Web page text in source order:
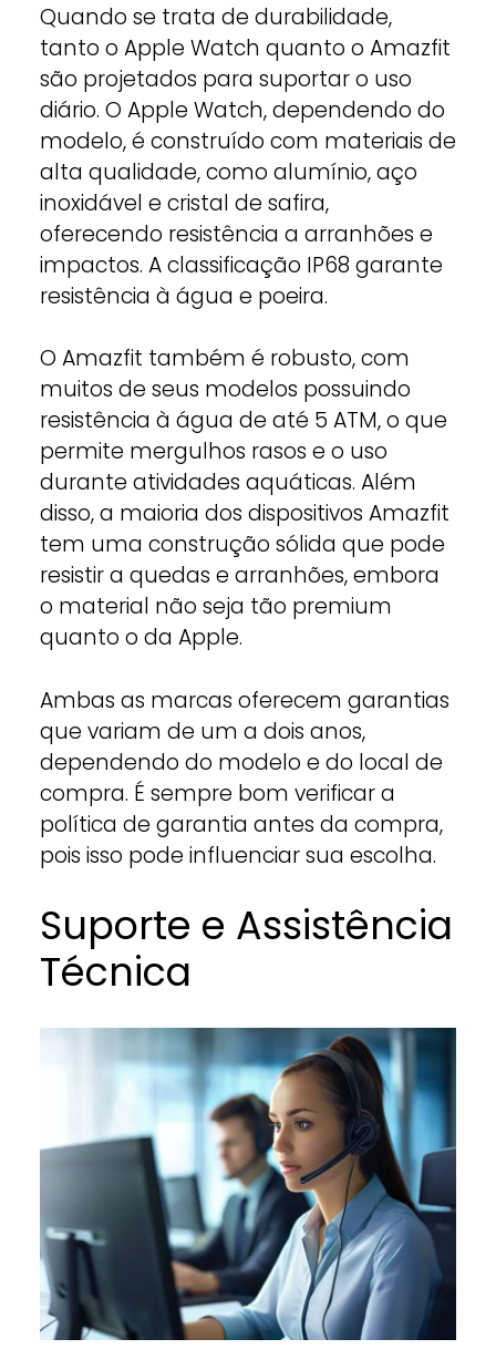
Quando se trata de durabilidade,
tanto o Apple Watch quanto o Amazfit
são projetados para suportar o uso
diário. O Apple Watch, dependendo do
modelo, é construído com materiais de
alta qualidade, como alumínio, aço
inoxidável e cristal de safira,
oferecendo resistência a arranhões e
impactos. A classificação IP68 garante
resistência à água e poeira.
O Amazfit também é robusto, com
muitos de seus modelos possuindo
resistência à água de até 5 ATM, o que
permite mergulhos rasos e o uso
durante atividades aquáticas. Além
disso, a maioria dos dispositivos Amazfit
tem uma construção sólida que pode
resistir a quedas e arranhões, embora
o material não seja tão premium
quanto o da Apple.
Ambas as marcas oferecem garantias
que variam de um a dois anos,
dependendo do modelo e do local de
compra. É sempre bom verificar a
política de garantia antes da compra,
pois isso pode influenciar sua escolha.
Suporte e Assistência
Técnica